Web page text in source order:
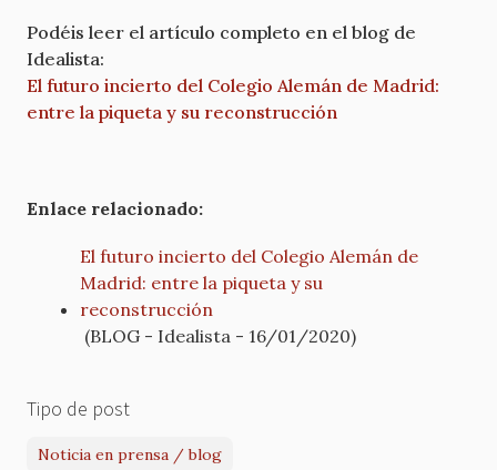
Podéis leer el artículo completo en el blog de
Idealista:
El futuro incierto del Colegio Alemán de Madrid:
entre la piqueta y su reconstrucción
Enlace relacionado:
El futuro incierto del Colegio Alemán de
Madrid: entre la piqueta y su
reconstrucción
(BLOG - Idealista - 16/01/2020)
Tipo de post
Noticia en prensa / blog